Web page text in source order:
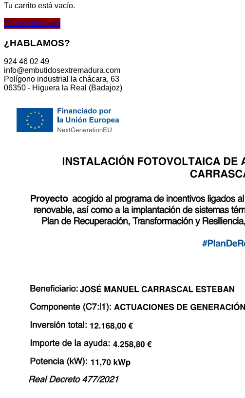
Tu carrito está vacío.
Volver a la tienda
¿HABLAMOS?
924 46 02 49
info@embutidosextremadura.com
Polígono industrial la chácara, 63
06350 - Higuera la Real (Badajoz)